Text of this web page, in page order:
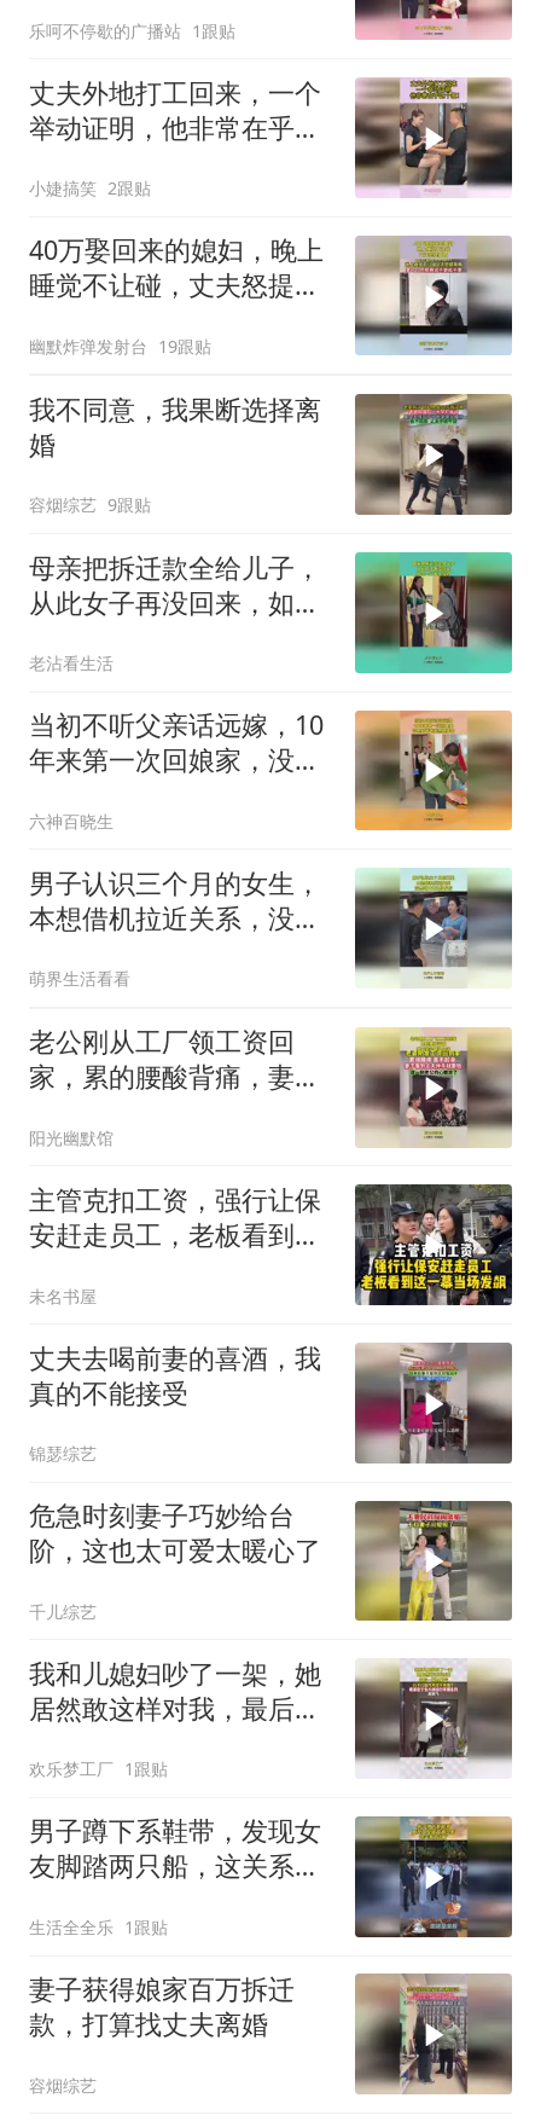
乐呵不停歇的广播站 1跟贴
丈夫外地打工回来，一个
举动证明，他非常在乎这
小婕搞笑 2跟贴
40万娶回来的媳妇，晚上
睡觉不让碰，丈夫怒提离
幽默炸弹发射台 19跟贴
我不同意，我果断选择离
婚
容烟综艺 9跟贴
母亲把拆迁款全给儿子，
从此女子再没回来，如今
老沾看生活
当初不听父亲话远嫁，10
年来第一次回娘家，没想
六神百晓生
男子认识三个月的女生，
本想借机拉近关系，没想
萌界生活看看
老公刚从工厂领工资回
家，累的腰酸背痛，妻子
阳光幽默馆
主管克扣工资，强行让保
安赶走员工，老板看到这
未名书屋
丈夫去喝前妻的喜酒，我
真的不能接受
锦瑟综艺
危急时刻妻子巧妙给台
阶，这也太可爱太暖心了
千儿综艺
我和儿媳妇吵了一架，她
居然敢这样对我，最后一
欢乐梦工厂 1跟贴
男子蹲下系鞋带，发现女
友脚踏两只船，这关系太
生活全全乐 1跟贴
妻子获得娘家百万拆迁
款，打算找丈夫离婚
容烟综艺